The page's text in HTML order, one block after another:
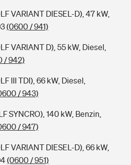
VARIANT DIESEL-D), 47 kW,
(0600 / 941)
VARIANT D), 55 kW, Diesel,
/ 942)
III TDI), 66 kW, Diesel,
/ 943)
SYNCRO), 140 kW, Benzin,
/ 947)
VARIANT DIESEL-D), 66 kW,
(0600 / 951)